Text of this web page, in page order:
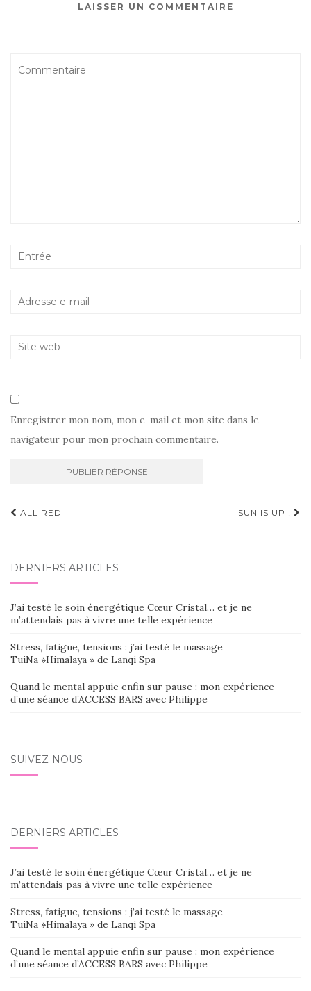
LAISSER UN COMMENTAIRE
Enregistrer mon nom, mon e-mail et mon site dans le
navigateur pour mon prochain commentaire.
Navigation
ALL RED SUN IS UP !
DERNIERS ARTICLES
J’ai testé le soin énergétique Cœur Cristal… et je ne
m’attendais pas à vivre une telle expérience
Stress, fatigue, tensions : j’ai testé le massage
TuiNa »Himalaya » de Lanqi Spa
Quand le mental appuie enfin sur pause : mon expérience
d’une séance d’ACCESS BARS avec Philippe
SUIVEZ-NOUS
DERNIERS ARTICLES
J’ai testé le soin énergétique Cœur Cristal… et je ne
m’attendais pas à vivre une telle expérience
Stress, fatigue, tensions : j’ai testé le massage
TuiNa »Himalaya » de Lanqi Spa
Quand le mental appuie enfin sur pause : mon expérience
d’une séance d’ACCESS BARS avec Philippe